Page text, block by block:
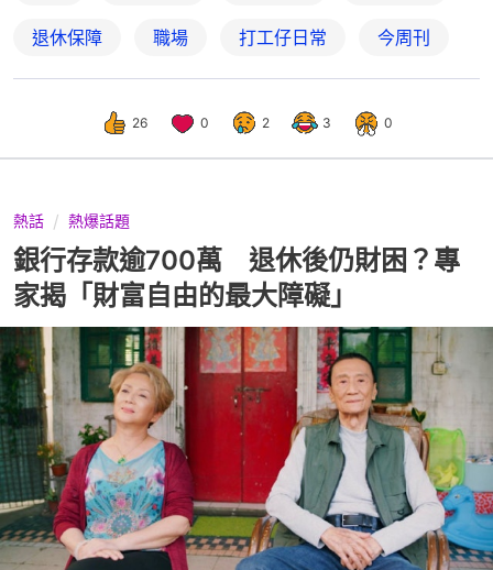
退休保障 職場 打工仔日常 今周刊
26 0 2 3 0
熱話 熱爆話題
銀行存款逾700萬 退休後仍財困？專
家揭「財富自由的最大障礙」